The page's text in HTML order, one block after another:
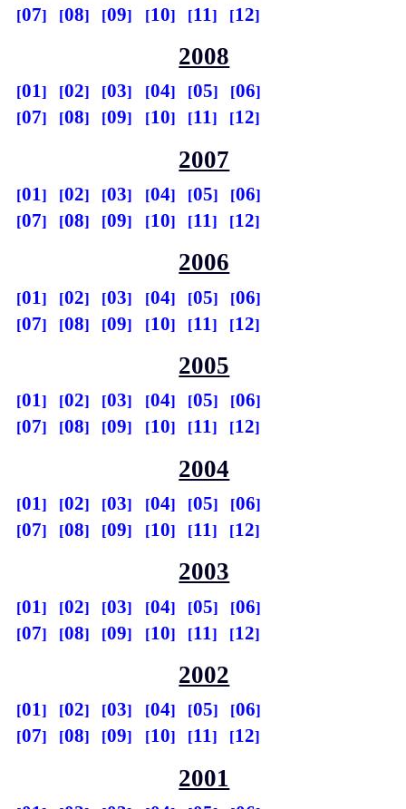
07
08 09 10 11 12
2008
01 02 03 04 05
06
07
08 09 10 11 12
2007
01 02 03 04 05
06
07
08 09 10 11 12
2006
01 02 03 04 05
06
07
08 09 10 11 12
2005
01 02 03 04 05
06
07
08 09 10 11 12
2004
01 02 03 04 05
06
07
08 09 10 11 12
2003
01 02 03 04 05
06
07
08 09 10 11 12
2002
01 02 03 04 05
06
07
08 09 10 11 12
2001